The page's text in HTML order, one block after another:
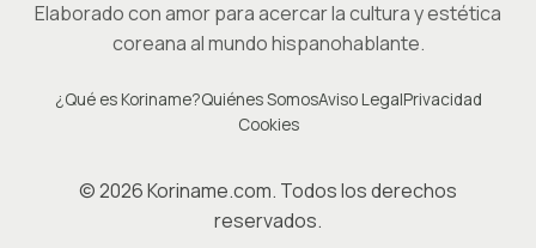
Elaborado con amor para acercar la cultura y estética
coreana al mundo hispanohablante.
¿Qué es Koriname?Quiénes SomosAviso LegalPrivacidad
Cookies
©2026Koriname.com. Todos los derechos
reservados.